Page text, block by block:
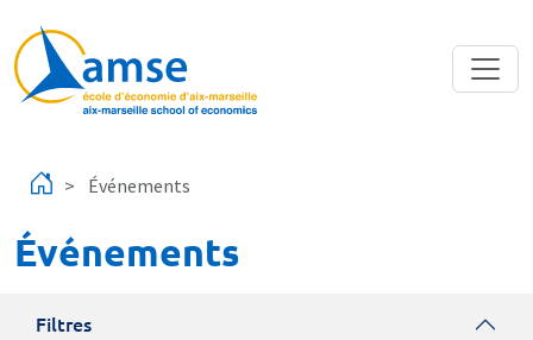
Événements
Événements
Filtres